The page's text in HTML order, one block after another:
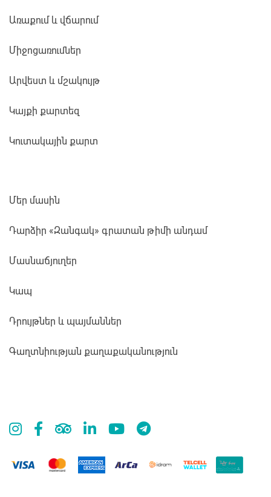
Առաքում և վճարում
Միջոցառումներ
Արվեստ և մշակույթ
Կայքի քարտեզ
Կուտակային քարտ
Մեր մասին
Դարձիր «Զանգակ» գրատան թիմի անդամ
Մասնաճյուղեր
Կապ
Դրույթներ և պայմաններ
Գաղտնիության քաղաքականություն